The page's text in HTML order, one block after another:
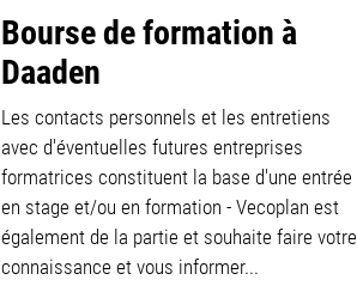
Bourse de formation à
Daaden
Les contacts personnels et les entretiens
avec d'éventuelles futures entreprises
formatrices constituent la base d'une entrée
en stage et/ou en formation - Vecoplan est
également de la partie et souhaite faire votre
connaissance et vous informer...